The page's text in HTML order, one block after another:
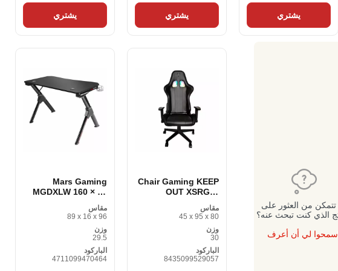
يشتري يشتري يشتري
Mars Gaming
MGDXLW 160 × 60
مكتب فولاذي أسود
مقاس
89 x 16 x 96
وزن
29.5
الباركود
4711099470464
Chair Gaming KEEP
OUT XSRGB-
LED RGB
مقاس
45 x 95 x 80
وزن
30
الباركود
8435099529057
تتمكن من العثور على
الذي كنت تبحث عنه؟
لي أن أعرف